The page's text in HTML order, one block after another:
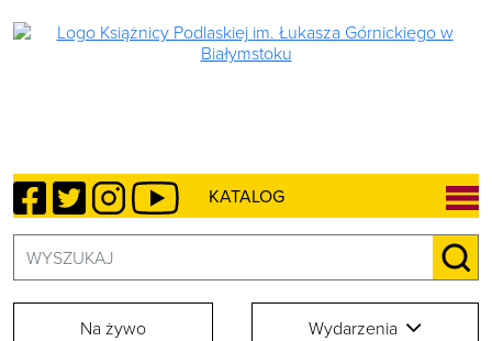
KATALOG
Facebook
TwitterInstagram
YouTube
Na żywo Wydarzenia